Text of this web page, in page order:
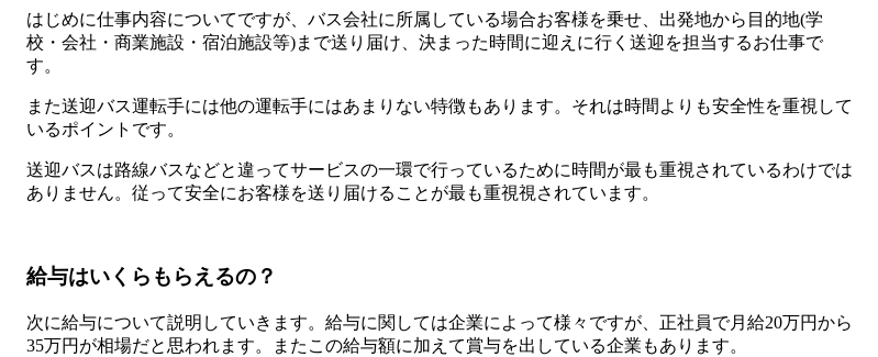
はじめに仕事内容についてですが、バス会社に所属している場合お客様を乗せ、出発地から目的地(学
校・会社・商業施設・宿泊施設等)まで送り届け、決まった時間に迎えに行く送迎を担当するお仕事で
す。
また送迎バス運転手には他の運転手にはあまりない特徴もあります。それは時間よりも安全性を重視して
いるポイントです。
送迎バスは路線バスなどと違ってサービスの一環で行っているために時間が最も重視されているわけでは
ありません。従って安全にお客様を送り届けることが最も重視視されています。
給与はいくらもらえるの？
次に給与について説明していきます。給与に関しては企業によって様々ですが、正社員で月給20万円から
35万円が相場だと思われます。またこの給与額に加えて賞与を出している企業もあります。